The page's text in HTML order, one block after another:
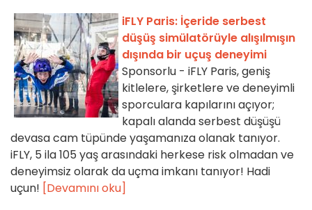
iFLY Paris: İçeride serbest
düşüş simülatörüyle alışılmışın
dışında bir uçuş deneyimi
Sponsorlu - iFLY Paris, geniş
kitlelere, şirketlere ve deneyimli
sporculara kapılarını açıyor;
kapalı alanda serbest düşüşü
devasa cam tüpünde yaşamanıza olanak tanıyor.
iFLY, 5 ila 105 yaş arasındaki herkese risk olmadan ve
deneyimsiz olarak da uçma imkanı tanıyor! Hadi
uçun! [Devamını oku]